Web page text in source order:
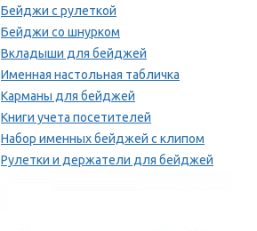
Бейджи с рулеткой
Бейджи со шнурком
Вкладыши для бейджей
Именная настольная табличка
Карманы для бейджей
Книги учета посетителей
Набор именных бейджей с клипом
Рулетки и держатели для бейджей